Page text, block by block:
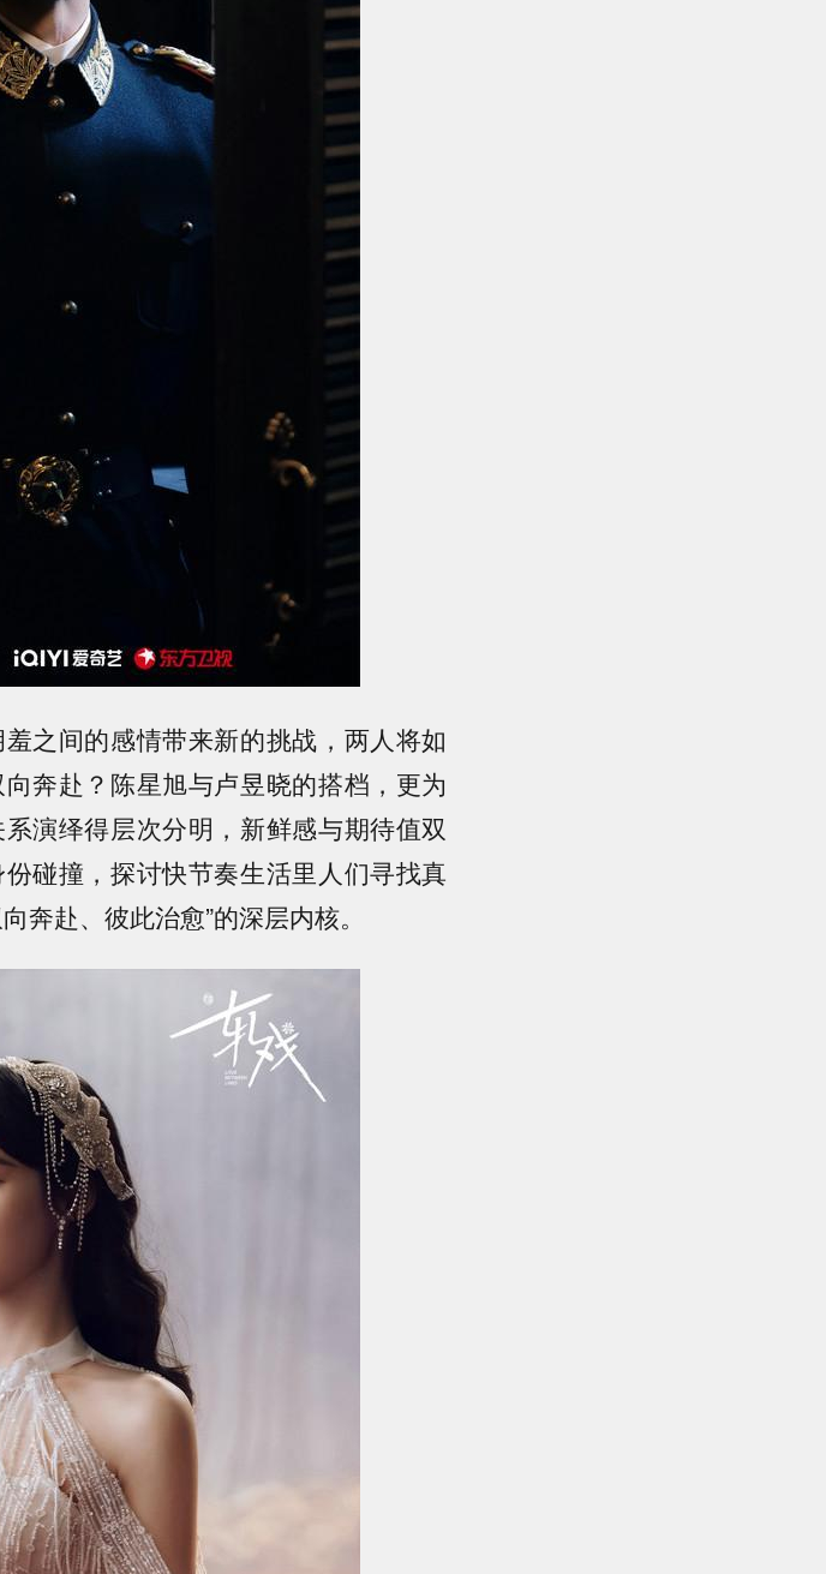
之间的感情带来新的挑战，两人将如
奔赴？陈星旭与卢昱晓的搭档，更为
演绎得层次分明，新鲜感与期待值双
碰撞，探讨快节奏生活里人们寻找真
奔赴、彼此治愈”的深层内核。